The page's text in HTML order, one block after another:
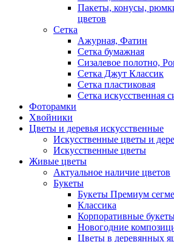
Пакеты, конусы,
цветов
Сетка
Ажурная, Фатин
Сетка бумажная
Сизалевое полотно,
Сетка Джут Классик
Сетка пластиковая
Сетка искусственная
Фоторамки
Хвойники
Цветы и деревья искусственные
Искусственные цветы и
Искусственные цветы
Живые цветы
Актуальное наличие цветов
Букеты
Букеты Премиум
Классика
Корпоративные
Новогодние
Цветы в деревянных